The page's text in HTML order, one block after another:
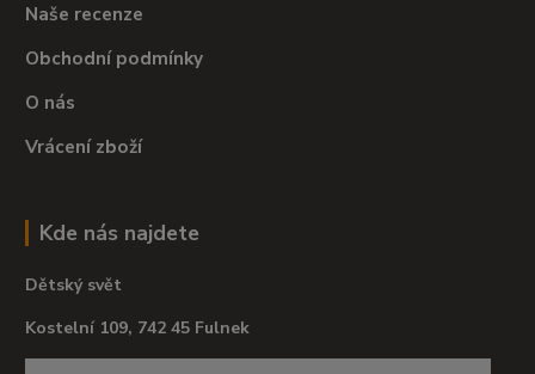
Naše recenze
Obchodní podmínky
O nás
Vrácení zboží
Kde nás najdete
Dětský svět
Kostelní 109, 742 45 Fulnek